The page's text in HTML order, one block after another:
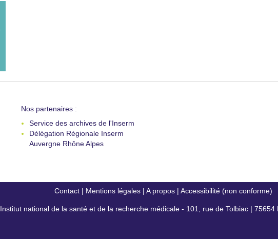
Nos partenaires :
Service des archives de l'Inserm
Délégation Régionale Inserm
Auvergne Rhône Alpes
Contact| Mentions légales| A propos| Accessibilité (non conforme)
Institut national de la santé et de la recherche médicale - 101, rue de Tolbiac | 75654